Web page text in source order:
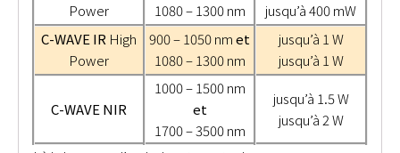
Power
1080 – 1300 nm
jusqu’à 400 mW
C-WAVE IR High
Power
900 – 1050 nmet
1080 – 1300 nm
jusqu’à 1 W
jusqu’à 1 W
C-WAVE NIR
1000 – 1500 nm
et
1700 – 3500 nm
jusqu’à 1.5 W
jusqu’à 2 W